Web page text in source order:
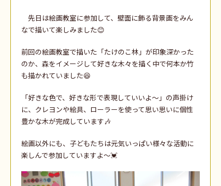
先日は絵画教室に参加して、壁面に飾る背景画をみん
なで描いて楽しみました😊
前回の絵画教室で描いた「たけのこ林」が印象深かった
のか、森をイメージして好きな木々を描く中で何本か竹
も描かれていました😆
「好きな色で、好きな形で表現していいよ～」の声掛け
に、クレヨンや絵具、ローラーを使って思い思いに個性
豊かな木が完成しています🎶
絵画以外にも、子どもたちは元気いっぱい様々な活動に
楽しんで参加していますよ～💓